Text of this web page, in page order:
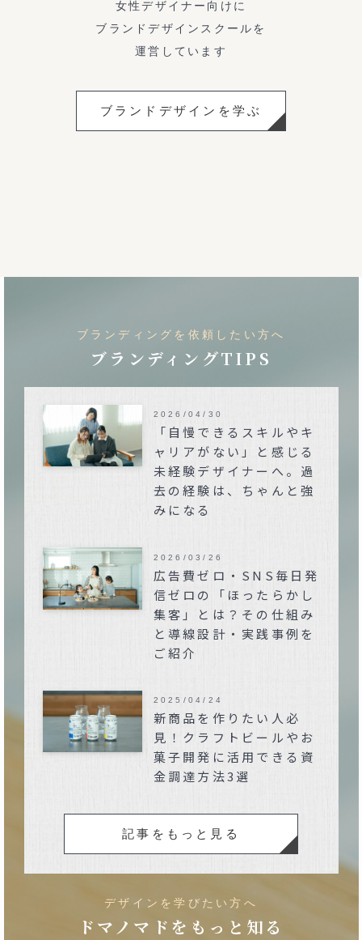
女性デザイナー向けに
ブランドデザインスクールを
運営しています
ブランドデザインを学ぶ
ブランディングを依頼したい方へ
ブランディングTIPS
「自慢できるスキルやキ
ャリアがない」と感じる
未経験デザイナーへ。過
去の経験は、ちゃんと強
みになる
2026/04/30
広告費ゼロ・SNS毎日発
信ゼロの「ほったらかし
集客」とは？その仕組み
と導線設計・実践事例を
ご紹介
2026/03/26
新商品を作りたい人必
見！クラフトビールやお
菓子開発に活用できる資
金調達方法3選
2025/04/24
記事をもっと見る
デザインを学びたい方へ
ドマノマドをもっと知る